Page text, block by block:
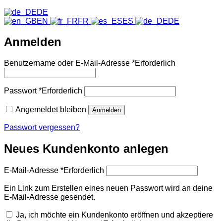
DE
EN
FR ES DE
Anmelden
Benutzername oder E-Mail-Adresse *Erforderlich
Passwort*Erforderlich
Angemeldet bleiben Anmelden
Passwort vergessen?
Neues Kundenkonto anlegen
E-Mail-Adresse *Erforderlich
Ein Link zum Erstellen eines neuen Passwort wird an deine
E-Mail-Adresse gesendet.
Ja, ich möchte ein Kundenkonto eröffnen und akzeptiere